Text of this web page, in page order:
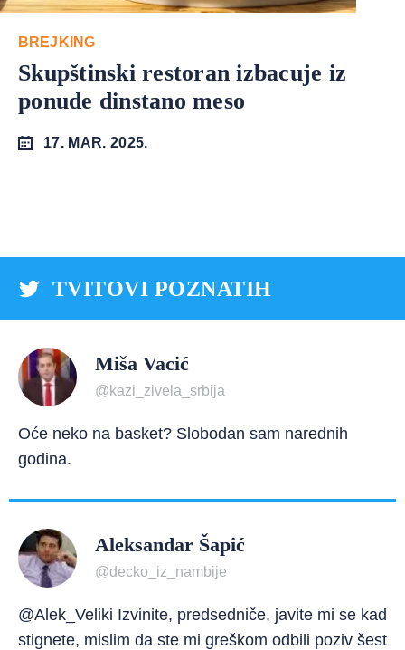
BREJKING
Skupštinski restoran izbacuje iz
ponude dinstano meso
17. MAR. 2025.
TVITOVI POZNATIH
Miša Vacić
@kazi_zivela_srbija
Oće neko na basket? Slobodan sam narednih
godina.
Aleksandar Šapić
@decko_iz_nambije
@Alek_Veliki Izvinite, predsedniče, javite mi se kad
stignete, mislim da ste mi greškom odbili poziv šest